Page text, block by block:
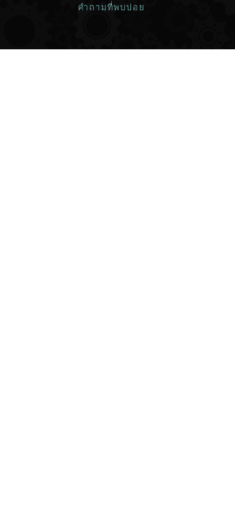
คำถามที่พบบ่อย